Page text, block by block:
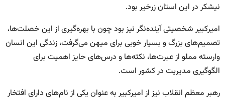
نیشکر در این استان زرخیر بود.
امیرکبیر شخصیتی آینده‌نگر نیز بود چون با بهره‌گیری از این خصلت‌ها،
تصمیم‌های بزرگ و بسیار خوبی برای میهن می‌گرفت، زندگی این انسان
وارسته مملو از عبرت‌ها، نکته‌ها و درس‌های حایز اهمیت برای
الگوگیری مدیریت در کشور است.
رهبر معظم انقلاب نیز از امیرکبیر به عنوان یکی از نام‌های دارای افتخار